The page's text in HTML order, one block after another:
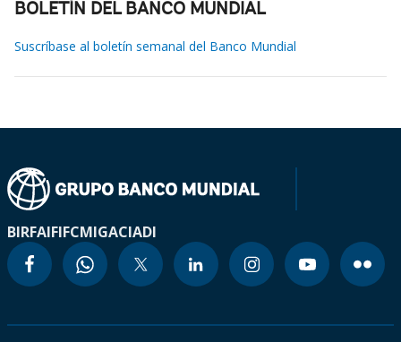
BOLETÍN DEL BANCO MUNDIAL
Suscríbase al boletín semanal del Banco Mundial
BIRFAIFIFCMIGACIADI